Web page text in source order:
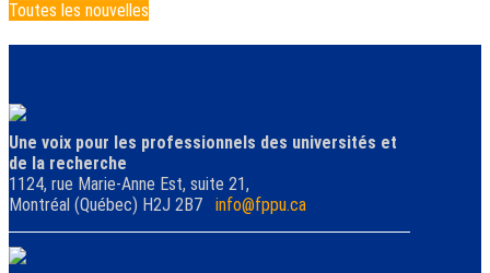
Toutes les nouvelles
Une voix pour les professionnels des universités et
de la recherche
1124, rue Marie-Anne Est, suite 21,
Montréal (Québec) H2J 2B7 info@fppu.ca